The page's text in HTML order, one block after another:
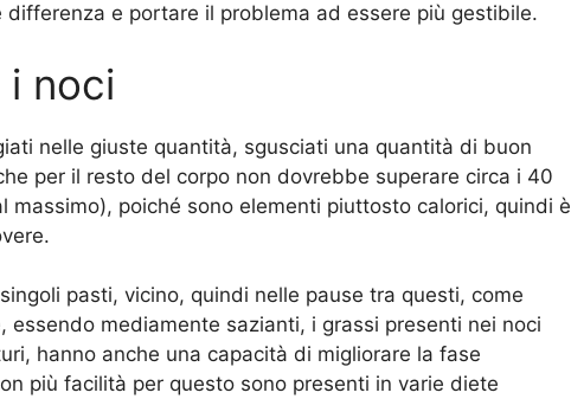
e portare il problema ad essere più gestibile.
i noci
nelle giuste quantità, sgusciati una quantità di buon
per il resto del corpo non dovrebbe superare circa i 40
massimo), poiché sono elementi piuttosto calorici, quindi è
pasti, vicino, quindi nelle pause tra questi, come
essendo mediamente sazianti, i grassi presenti nei noci
hanno anche una capacità di migliorare la fase
più facilità per questo sono presenti in varie diete